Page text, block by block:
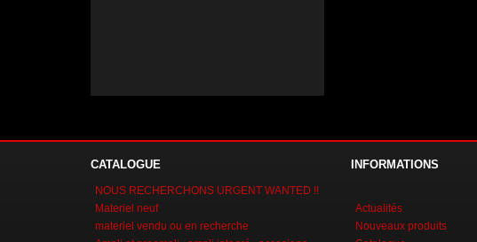
CATALOGUE
NOUS RECHERCHONS URGENT WANTED !!
Materiel neuf
materiel vendu ou en recherche
INFORMATIONS
Actualités
Nouveaux produits